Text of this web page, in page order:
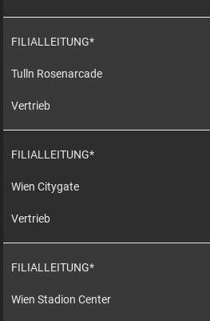
FILIALLEITUNG*
Tulln Rosenarcade
Vertrieb
FILIALLEITUNG*
Wien Citygate
Vertrieb
FILIALLEITUNG*
Wien Stadion Center